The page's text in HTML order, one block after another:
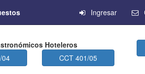
Ingresar
Hoteleros
04
CCT 401/05